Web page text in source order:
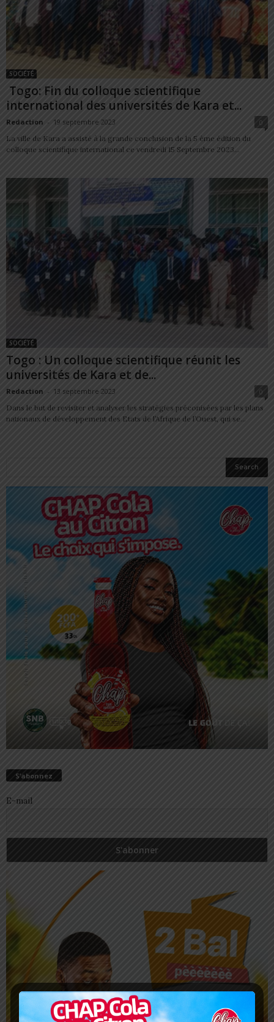
SOCIÉTÉ
Togo: Fin du colloque scientifique
international des universités de Kara et...
Redaction - 19 septembre 2023
0
La ville de Kara a assisté à la grande conclusion de la 5 ème édition du
colloque scientifique international ce vendredi 15 Septembre 2023...
SOCIÉTÉ
Togo : Un colloque scientifique réunit les
universités de Kara et de...
Redaction - 13 septembre 2023
0
Dans le but de revisiter et analyser les stratégies préconisées par les plans
nationaux de développement des Etats de l’Afrique de l’Ouest, qui se...
S’abonnez
E-mail